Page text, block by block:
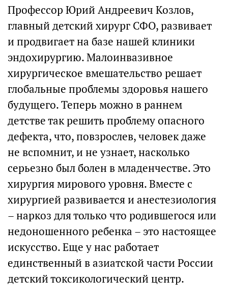
Профессор Юрий Андреевич Козлов,
главный детский хирург СФО, развивает
и продвигает на базе нашей клиники
эндохирургию. Малоинвазивное
хирургическое вмешательство решает
глобальные проблемы здоровья нашего
будущего. Теперь можно в раннем
детстве так решить проблему опасного
дефекта, что, повзрослев, человек даже
не вспомнит, и не узнает, насколько
серьезно был болен в младенчестве. Это
хирургия мирового уровня. Вместе с
хирургией развивается и анестезиология
– наркоз для только что родившегося или
недоношенного ребенка – это настоящее
искусство. Еще у нас работает
единственный в азиатской части России
детский токсикологический центр.